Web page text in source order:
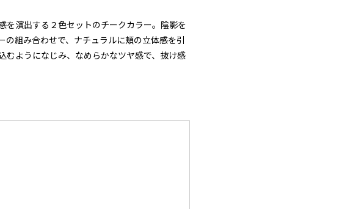
を演出する２色セットのチークカラー。陰影を
組み合わせで、ナチュラルに頬の立体感を引
むようになじみ、なめらかなツヤ感で、抜け感